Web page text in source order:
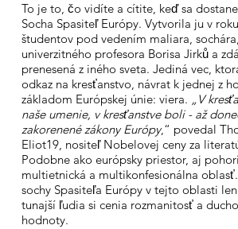
To je to, čo vidíte a cítite, keď sa
Socha Spasiteľ Európy. Vytvorila ju v
študentov pod vedením maliara,
univerzitného profesora Borisa Jirků a
prenesená z iného sveta. Jediná vec,
odkaz na kresťanstvo, návrat k jednej z
základom Európskej únie: viera. „V
naše umenie, v kresťanstve boli - až
zakorenené zákony Európy,“ povedal
Eliot19, nositeľ Nobelovej ceny za
Podobne ako európsky priestor, aj
multietnická a multikonfesionálna
sochy Spasiteľa Európy v tejto oblasti
tunajší ľudia si cenia rozmanitosť a
hodnoty.